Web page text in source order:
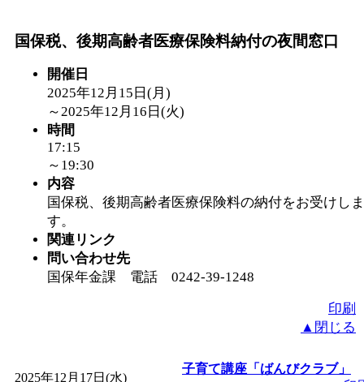
「 赤ちゃん交流広場
間：2026/08/10～
「みなづる号乗車体
de 健康づくり」
「堂島地区歴史ウオ
す」 受付期間：～
「みなづる号乗車体
」
国保税、後期高齢者医療保険料納付の夜間窓口
開催日
2025年12月15日(月)
～2025年12月16日(火)
時間
17:15
～19:30
内容
国保税、後期高齢者医療保険料の納付をお受けしま
す。
関連リンク
問い合わせ先
国保年金課 電話 0242-39-1248
印刷
▲閉じる
2025年12月17日(水)
子育て講座「ばんびクラブ」